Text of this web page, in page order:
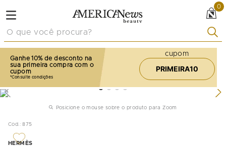
0
Ganhe 10% de desconto na
sua primeira compra com o
cupom
cupom
PRIMEIRA10
Posicione o mouse sobre o produto para Zoom
Cod. :875
HERMÈS